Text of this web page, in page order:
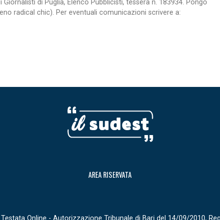
di Puglia, Elenco Pubblicisti, tessera n. 183934. Pongo
radical chic). Per eventuali comunicazioni scrivere a:
AREA RISERVATA
Online - Autorizzazione Tribunale di Bari del 14/09/2010,